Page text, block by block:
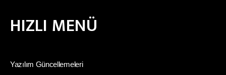
HIZLI MENÜ
Yazılım Güncellemeleri